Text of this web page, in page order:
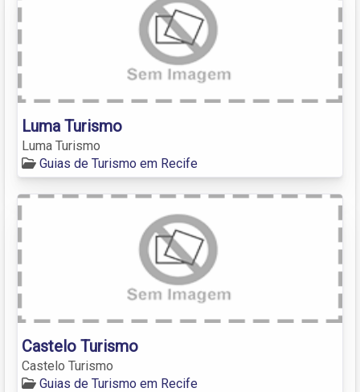
Luma Turismo
Luma Turismo
Guias de Turismo em Recife
Castelo Turismo
Castelo Turismo
Guias de Turismo em Recife